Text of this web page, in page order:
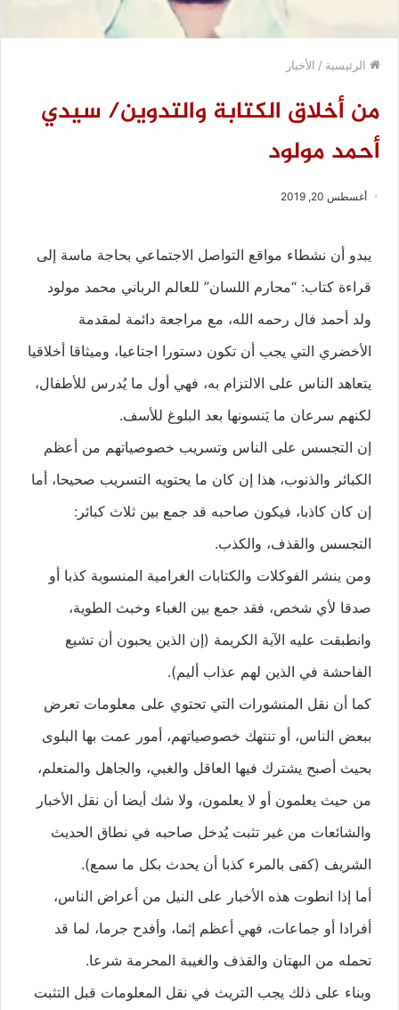
الرئيسية / الأخبار
من أخلاق الكتابة والتدوين/ سيدي
أحمد مولود
أغسطس 20, 2019
يبدو أن نشطاء مواقع التواصل الاجتماعي بحاجة ماسة إلى
قراءة كتاب: “محارم اللسان” للعالم الرباني محمد مولود
ولد أحمد فال رحمه الله، مع مراجعة دائمة لمقدمة
الأخضري التي يجب أن تكون دستورا اجتاعيا، وميثاقا أخلاقيا
يتعاهد الناس على الالتزام به، فهي أول ما يُدرس للأطفال،
لكنهم سرعان ما يَنسونها بعد البلوغ للأسف.
إن التجسس على الناس وتسريب خصوصياتهم من أعظم
الكبائر والذنوب، هذا إن كان ما يحتويه التسريب صحيحا، أما
إن كان كاذبا، فيكون صاحبه قد جمع بين ثلاث كبائر:
التجسس والقذف، والكذب.
ومن ينشر الفوكلات والكتابات الغرامية المنسوبة كذبا أو
صدقا لأي شخص، فقد جمع بين الغباء وخبث الطوية،
وانطبقت عليه الآية الكريمة (إن الذين يحبون أن تشيع
الفاحشة في الذين لهم عذاب أليم).
كما أن نقل المنشورات التي تحتوي على معلومات تعرض
ببعض الناس، أو تنتهك خصوصياتهم، أمور عمت بها البلوى
بحيث أصبح يشترك فيها العاقل والغبي، والجاهل والمتعلم،
من حيث يعلمون أو لا يعلمون، ولا شك أيضا أن نقل الأخبار
والشائعات من غير تثبت يُدخل صاحبه في نطاق الحديث
الشريف (كفى بالمرء كذبا أن يحدث بكل ما سمع).
أما إذا انطوت هذه الأخبار على النيل من أعراض الناس،
أفرادا أو جماعات، فهي أعظم إثما، وأفدح جرما، لما قد
تحمله من البهتان والقذف والغيبة المحرمة شرعا.
وبناء على ذلك يجب التريث في نقل المعلومات قبل التثبت